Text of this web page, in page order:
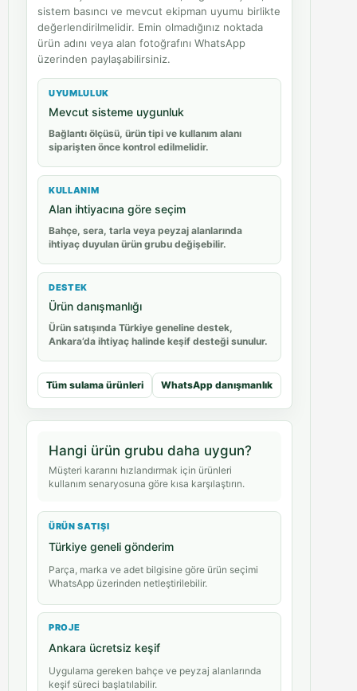
sistem basıncı ve mevcut ekipman uyumu birlikte
değerlendirilmelidir. Emin olmadığınız noktada
ürün adını veya alan fotoğrafını WhatsApp
üzerinden paylaşabilirsiniz.
UYUMLULUK
Mevcut sisteme uygunluk
Bağlantı ölçüsü, ürün tipi ve kullanım alanı
siparişten önce kontrol edilmelidir.
KULLANIM
Alan ihtiyacına göre seçim
Bahçe, sera, tarla veya peyzaj alanlarında
ihtiyaç duyulan ürün grubu değişebilir.
DESTEK
Ürün danışmanlığı
Ürün satışında Türkiye geneline destek,
Ankara’da ihtiyaç halinde keşif desteği sunulur.
Tüm sulama ürünleri WhatsApp danışmanlık
Hangi ürün grubu daha uygun?
Müşteri kararını hızlandırmak için ürünleri
kullanım senaryosuna göre kısa karşılaştırın.
ÜRÜN SATIŞI
Türkiye geneli gönderim
Parça, marka ve adet bilgisine göre ürün seçimi
WhatsApp üzerinden netleştirilebilir.
PROJE
Ankara ücretsiz keşif
Uygulama gereken bahçe ve peyzaj alanlarında
keşif süreci başlatılabilir.